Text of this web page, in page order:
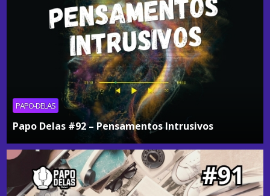
PAPO-DELAS
Papo Delas #92 – Pensamentos Intrusivos